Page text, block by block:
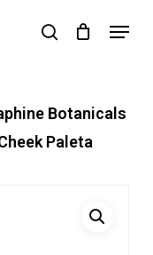
search
Menu
Close
Botanicals
Paleta